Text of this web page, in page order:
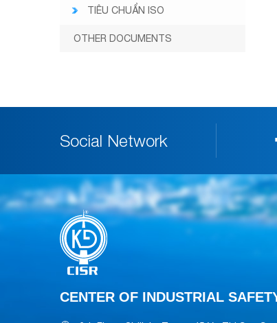
TIÊU CHUẨN ISO
OTHER DOCUMENTS
Social Network
CENTER OF INDUSTRIAL